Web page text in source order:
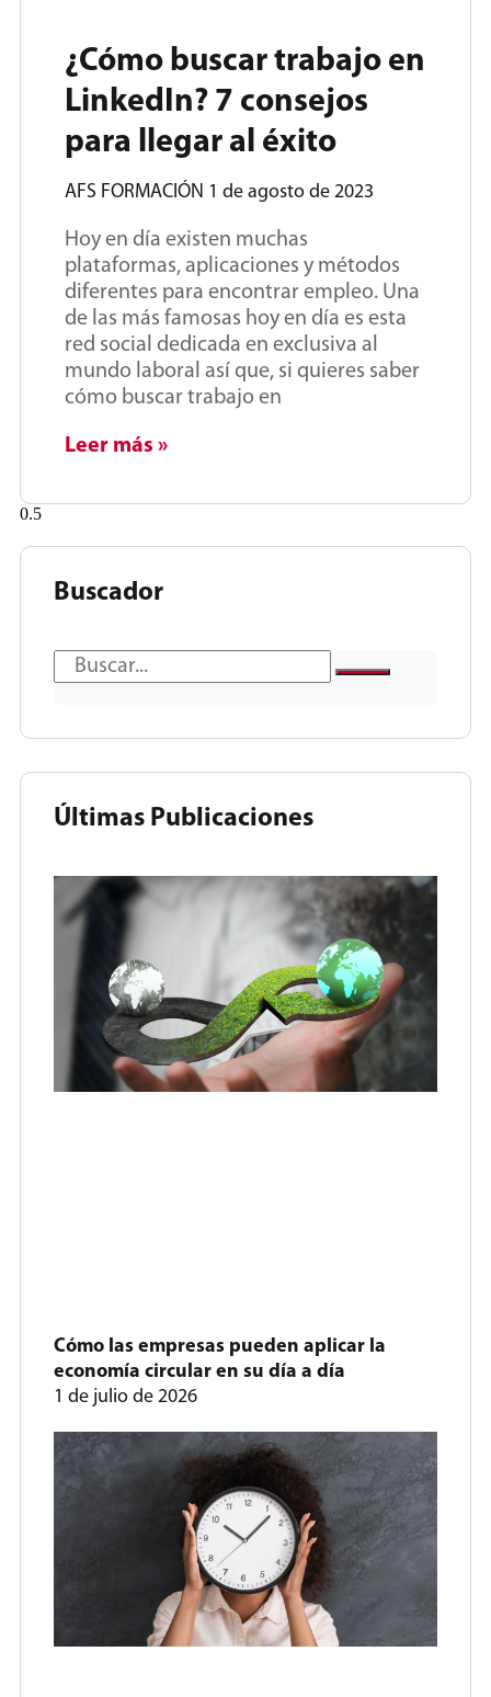
¿Cómo buscar trabajo en
LinkedIn? 7 consejos
para llegar al éxito
AFS FORMACIÓN 1 de agosto de 2023
Hoy en día existen muchas
plataformas, aplicaciones y métodos
diferentes para encontrar empleo. Una
de las más famosas hoy en día es esta
red social dedicada en exclusiva al
mundo laboral así que, si quieres saber
cómo buscar trabajo en
Leer más »
Buscador
Últimas Publicaciones
Cómo las empresas pueden aplicar la
economía circular en su día a día
1 de julio de 2026